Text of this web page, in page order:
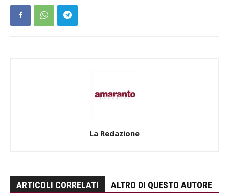
La Redazione
ARTICOLI CORRELATI ALTRO DI QUESTO AUTORE